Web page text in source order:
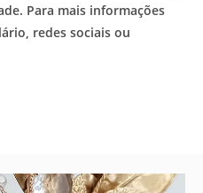
Para mais informações
redes sociais ou